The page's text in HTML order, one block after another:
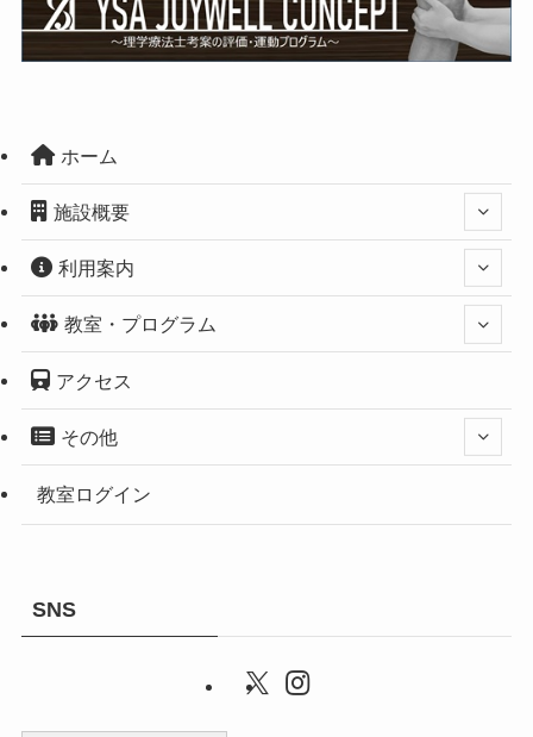
ホーム
施設概要
利用案内
教室・プログラム
アクセス
その他
教室ログイン
SNS